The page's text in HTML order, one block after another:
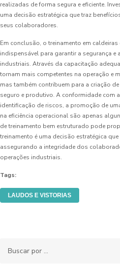
realizadas de forma segura e eficiente.
uma decisão estratégica que traz
seus colaboradores.
Em conclusão, o treinamento em
indispensável para garantir a segurança e
industriais. Através da capacitação
tornam mais competentes na operação e
mas também contribuem para a criação
seguro e produtivo. A conformidade com
identificação de riscos, a promoção de
na eficiência operacional são apenas
de treinamento bem estruturado pode
treinamento é uma decisão estratégica
assegurando a integridade dos
operações industriais.
Tags:
LAUDOS E VISTORIAS